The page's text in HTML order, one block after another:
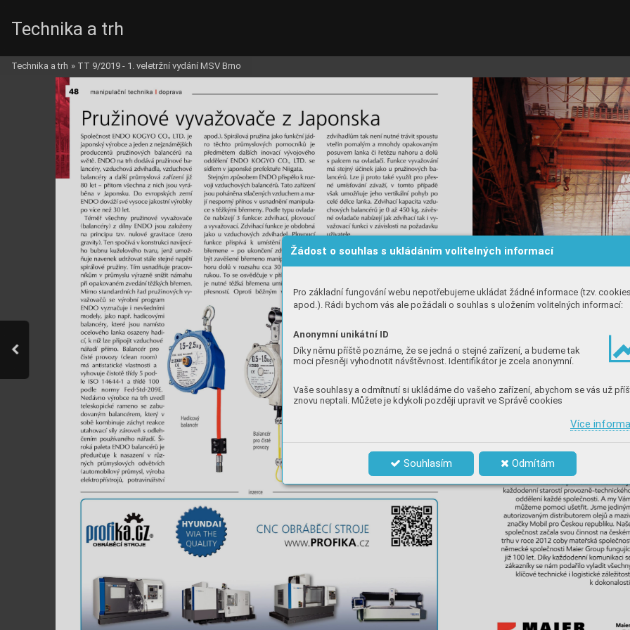
Žádost o souhlas s ukládáním volitelných informací
Pro základní fungování webu nepotřebujeme ukládat žádné informace (tzv.
apod.). Rádi bychom vás ale požádali o souhlas s uložením volitelných informací:
Anonymní unikátní ID
Díky němu příště poznáme, že se jedná o stejné zařízení, a budeme tak
moci přesněji vyhodnotit návštěvnost. Identifikátor je zcela anonymní.
Vaše souhlasy a odmítnutí si ukládáme do vašeho zařízení, abychom se vás už
znovu neptali. Můžete je kdykoli později upravit ve Správě cookies
Více
Souhlasím Odmítám
Technika a trh
Technika a trh » TT 9/2019 - 1. veletržní vydání MSV Brno